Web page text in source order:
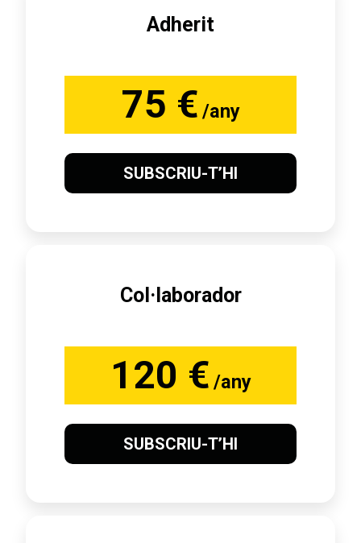
Adherit
75 € /any
SUBSCRIU-T’HI
Col·laborador
120 € /any
SUBSCRIU-T’HI